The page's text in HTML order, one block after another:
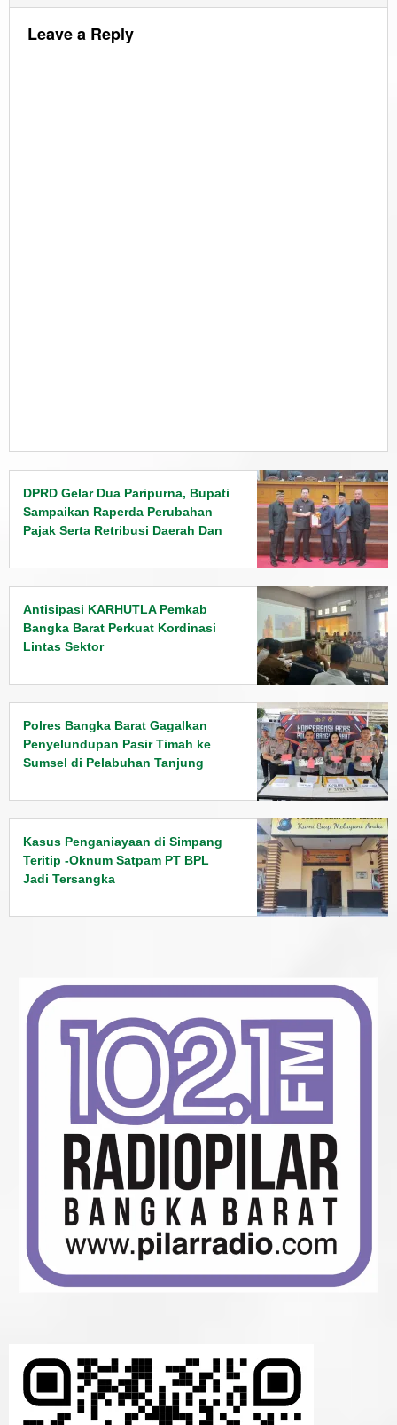
Leave a Reply
DPRD Gelar Dua Paripurna, Bupati
Sampaikan Raperda Perubahan
Pajak Serta Retribusi Daerah Dan
PPAS Tahun 2026
Antisipasi KARHUTLA Pemkab
Bangka Barat Perkuat Kordinasi
Lintas Sektor
Polres Bangka Barat Gagalkan
Penyelundupan Pasir Timah ke
Sumsel di Pelabuhan Tanjung
Kasus Penganiayaan di Simpang
Teritip -Oknum Satpam PT BPL
Jadi Tersangka